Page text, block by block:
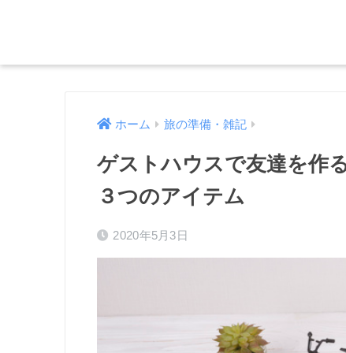
ホーム 旅の準備・雑記
ゲストハウスで友達を作
３つのアイテム
2020年5月3日